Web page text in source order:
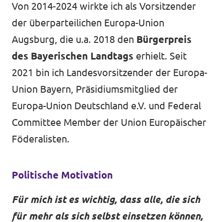
Von 2014-2024 wirkte ich als Vorsitzender
der überparteilichen Europa-Union
Augsburg, die u.a. 2018 den Bürgerpreis
des Bayerischen Landtags erhielt. Seit
2021 bin ich Landesvorsitzender der Europa-
Union Bayern, Präsidiumsmitglied der
Europa-Union Deutschland e.V. und Federal
Committee Member der Union Europäischer
Föderalisten.
Politische Motivation
Für mich ist es wichtig, dass alle, die sich
für mehr als sich selbst einsetzen können,